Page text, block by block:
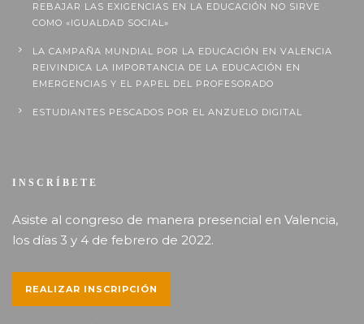
REBAJAR LAS EXIGENCIAS EN LA EDUCACIÓN NO SIRVE
COMO «IGUALDAD SOCIAL»
LA CAMPAÑA MUNDIAL POR LA EDUCACIÓN EN VALENCIA
REIVINDICA LA IMPORTANCIA DE LA EDUCACIÓN EN
EMERGENCIAS Y EL PAPEL DEL PROFESORADO
ESTUDIANTES PESCADOS POR EL ANZUELO DIGITAL
INSCRÍBETE
Asiste al congreso de manera presencial en Valencia,
los días 3 y 4 de febrero de 2022.
REALIZAR INSCRIPCIÓN